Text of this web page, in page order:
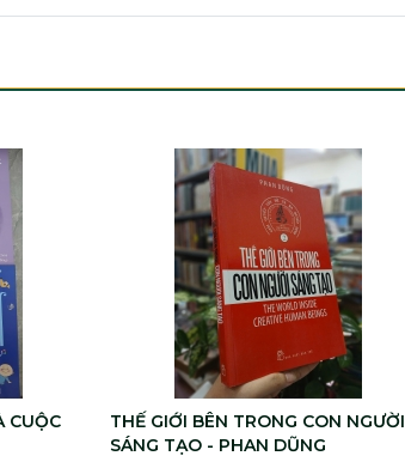
CUỘC
THẾ GIỚI BÊN TRONG CON NGƯỜI
SÁNG TẠO - PHAN DŨNG